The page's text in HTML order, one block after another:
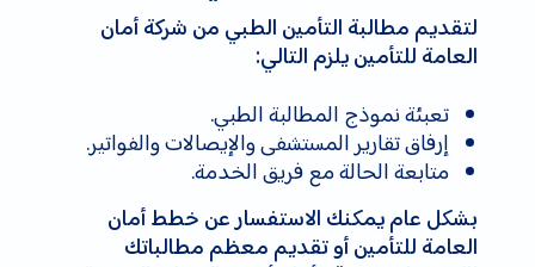
لتقديم مطالبة التأمين الطبي من شركة أمان
العامة للتأمين يلزم التالي:
تعبئة نموذج المطالبة الطبي.
إرفاق تقارير المستشفى والإيصالات والفواتير.
متابعة الحالة مع فريق الخدمة.
بشكل عام يمكنك الاستفسار عن خطط أمان
العامة للتأمين أو تقديم معظم مطالباتك